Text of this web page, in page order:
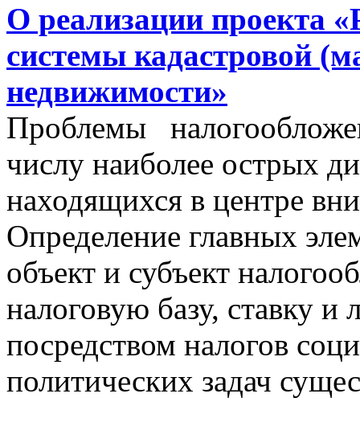
О реализации проекта
системы кадастровой
недвижимости»
Проблемы
числу наиболее острых
находящихся в центре
Определение главных
объект и субъект
налоговую базу, ставку и
посредством налогов
политических задач